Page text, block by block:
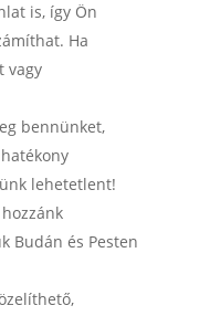
is, így Ön
Ha
vagy
bennünket,
lehetetlent!
Budán és Pesten